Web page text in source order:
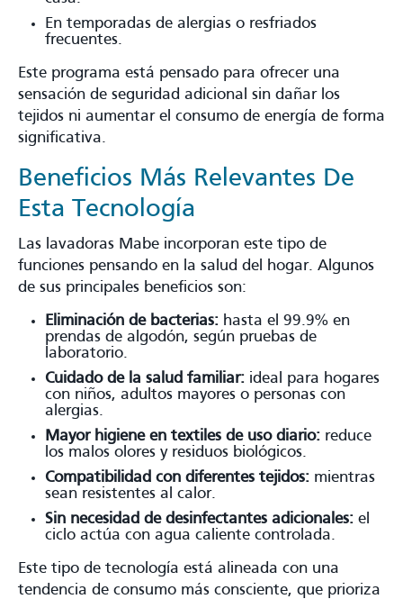
En temporadas de alergias o resfriados
frecuentes.
Este programa está pensado para ofrecer una
sensación de seguridad adicional sin dañar los
tejidos ni aumentar el consumo de energía de forma
significativa.
Beneficios Más Relevantes De
Esta Tecnología
Las lavadoras Mabe incorporan este tipo de
funciones pensando en la salud del hogar. Algunos
de sus principales beneficios son:
Eliminación de bacterias: hasta el 99.9% en
prendas de algodón, según pruebas de
laboratorio.
Cuidado de la salud familiar: ideal para hogares
con niños, adultos mayores o personas con
alergias.
Mayor higiene en textiles de uso diario: reduce
los malos olores y residuos biológicos.
Compatibilidad con diferentes tejidos: mientras
sean resistentes al calor.
Sin necesidad de desinfectantes adicionales: el
ciclo actúa con agua caliente controlada.
Este tipo de tecnología está alineada con una
tendencia de consumo más consciente, que prioriza